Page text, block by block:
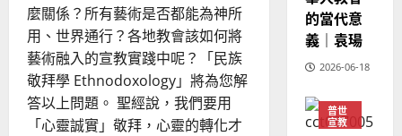
麼關係？所有藝術是否都能為神所
用、世界通行？各地教會該如何將
藝術融入的宣教實踐中呢？「民族
敬拜學 Ethnodoxology」將為您解
答以上問題。 聖經說，我們要用
「心靈誠實」敬拜，心靈的轉化才
的當代意
義｜袁瑒
2026-06-18
普世
宣教